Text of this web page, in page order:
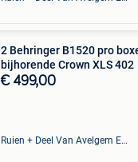
2 Behringer B1520 pro
bijhorende Crown XLS 402
€ 499,00
Ruien + Deel Van Avelgem En Waarmaarde